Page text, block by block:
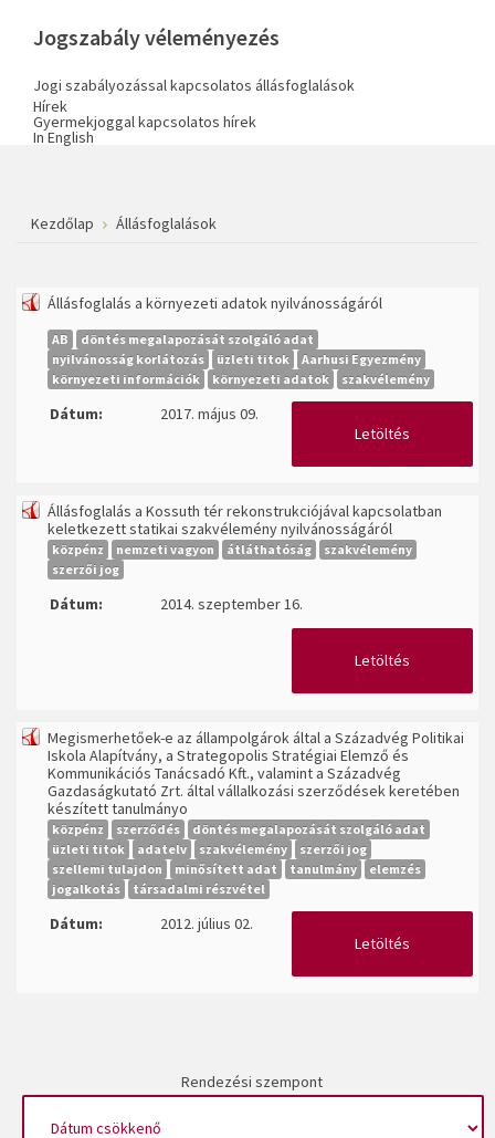
Jogszabály véleményezés
Jogi szabályozással kapcsolatos állásfoglalások
Hírek
Gyermekjoggal kapcsolatos hírek
In English
Kezdőlap Állásfoglalások
Állásfoglalás a környezeti adatok nyilvánosságáról
AB
döntés megalapozását szolgáló adat
nyilvánosság korlátozás
üzleti titok
Aarhusi Egyezmény
környezeti információk
környezeti adatok szakvélemény
Dátum:
2017. május 09.
Letöltés
Állásfoglalás a Kossuth tér rekonstrukciójával kapcsolatban
keletkezett statikai szakvélemény nyilvánosságáról
közpénz nemzeti vagyon átláthatóság
szakvélemény
szerzői jog
Dátum: 2014. szeptember 16.
Letöltés
Megismerhetőek-e az állampolgárok által a Századvég Politikai
Iskola Alapítvány, a Strategopolis Stratégiai Elemző és
Kommunikációs Tanácsadó Kft., valamint a Századvég
Gazdaságkutató Zrt. által vállalkozási szerződések keretében
készített tanulmányo
közpénz szerződés
döntés megalapozását szolgáló adat
üzleti titok
adatelv szakvélemény
szerzői jog
szellemi tulajdon
minősített adat tanulmány
elemzés
jogalkotás
társadalmi részvétel
Dátum:
2012. július 02.
Letöltés
Rendezési szempont